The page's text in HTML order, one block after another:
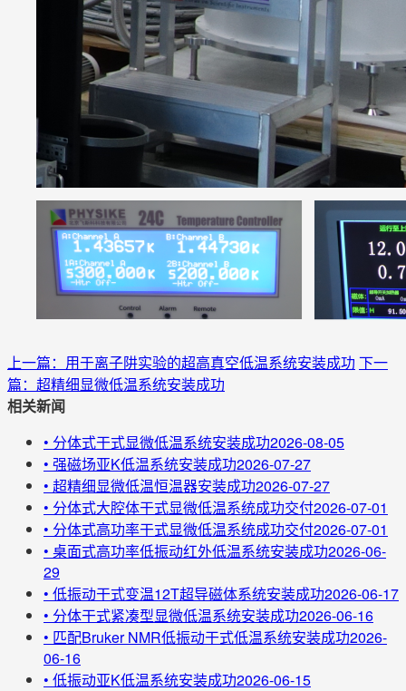
上一篇：用于离子阱实验的超高真空低温系统安装成功 下一
篇：超精细显微低温系统安装成功
相关新闻
• 分体式干式显微低温系统安装成功2026-08-05
• 强磁场亚K低温系统安装成功2026-07-27
• 超精细显微低温恒温器安装成功2026-07-27
• 分体式大腔体干式显微低温系统成功交付2026-07-01
• 分体式高功率干式显微低温系统成功交付2026-07-01
• 桌面式高功率低振动红外低温系统安装成功2026-06-
29
• 低振动干式变温12T超导磁体系统安装成功2026-06-17
• 分体干式紧凑型显微低温系统安装成功2026-06-16
• 匹配Bruker NMR低振动干式低温系统安装成功2026-
06-16
• 低振动亚K低温系统安装成功2026-06-15